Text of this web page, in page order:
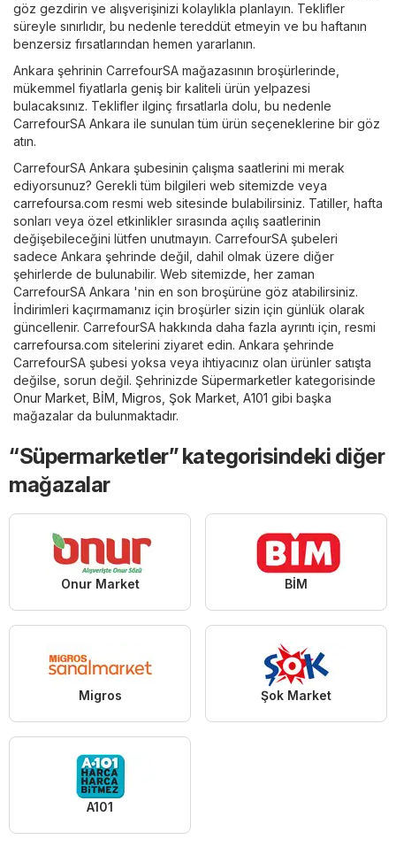
göz gezdirin ve alışverişinizi kolaylıkla planlayın. Teklifler
süreyle sınırlıdır, bu nedenle tereddüt etmeyin ve bu haftanın
benzersiz fırsatlarından hemen yararlanın.
Ankara şehrinin CarrefourSA mağazasının broşürlerinde,
mükemmel fiyatlarla geniş bir kaliteli ürün yelpazesi
bulacaksınız. Teklifler ilginç fırsatlarla dolu, bu nedenle
CarrefourSA Ankara ile sunulan tüm ürün seçeneklerine bir göz
atın.
CarrefourSA Ankara şubesinin çalışma saatlerini mi merak
ediyorsunuz? Gerekli tüm bilgileri web sitemizde veya
carrefoursa.com resmi web sitesinde bulabilirsiniz. Tatiller, hafta
sonları veya özel etkinlikler sırasında açılış saatlerinin
değişebileceğini lütfen unutmayın. CarrefourSA şubeleri
sadece Ankara şehrinde değil, dahil olmak üzere diğer
şehirlerde de bulunabilir. Web sitemizde, her zaman
CarrefourSA Ankara 'nin en son broşürüne göz atabilirsiniz.
İndirimleri kaçırmamanız için broşürler sizin için günlük olarak
güncellenir. CarrefourSA hakkında daha fazla ayrıntı için, resmi
carrefoursa.com sitelerini ziyaret edin. Ankara şehrinde
CarrefourSA şubesi yoksa veya ihtiyacınız olan ürünler satışta
değilse, sorun değil. Şehrinizde Süpermarketler kategorisinde
Onur Market BİM Migros Şok Market A101 gibi başka
mağazalar da bulunmaktadır.
“Süpermarketler” kategorisindeki diğer
mağazalar
Onur Market BİM
Migros Şok Market
A101